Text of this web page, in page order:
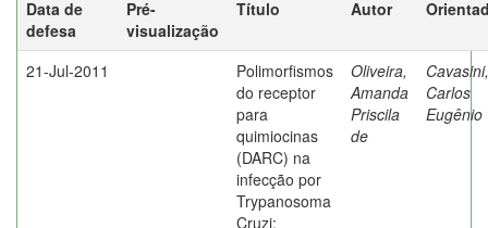
Data de
defesa
Pré-
visualização
Título Autor
21-Jul-2011
Polimorfismos
do receptor
para
quimiocinas
(DARC) na
infecção por
Trypanosoma
Cruzi:
Oliveira,
Amanda
Priscila
de
Cavasini,
Carlos
Eugênio